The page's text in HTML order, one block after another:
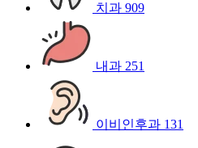
치과 909
내과 251
이비인후과 131